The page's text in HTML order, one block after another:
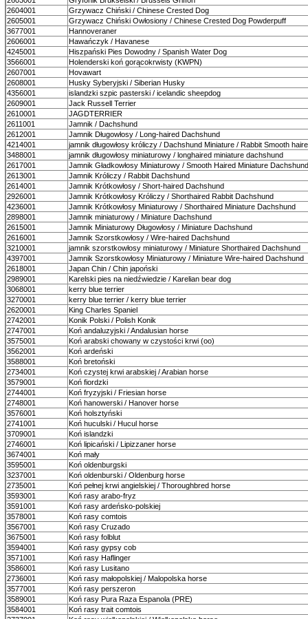
2604001
Grzywacz Chiński / Chinese Crested Dog
2605001
Grzywacz Chiński Owłosiony / Chinese Crested Dog Powderpuff
3677001
Hannoveraner
2606001
Hawańczyk / Havanese
4245001
Hiszpański Pies Dowodny / Spanish Water Dog
3566001
Holenderski koń gorącokrwisty (KWPN)
2607001
Hovawart
2608001
Husky Syberyjski / Siberian Husky
4356001
islandzki szpic pasterski / icelandic sheepdog
2609001
Jack Russell Terrier
2610001
JAGDTERRIER
2611001
Jamnik / Dachshund
2612001
Jamnik Długowłosy / Long-haired Dachshund
4214001
jamnik długowłosy króliczy / Dachshund Miniature / Rabbit Smooth
3488001
jamnik długowłosy miniaturowy / longhaired miniature dachshund
2617001
Jamnik Gładkowłosy Miniaturowy / Smooth Haired Miniature Dachshund
2613001
Jamnik Króliczy / Rabbit Dachshund
2614001
Jamnik Krótkowłosy / Short-haired Dachshund
2926001
Jamnik Krótkowłosy Króliczy / Shorthaired Rabbit Dachshund
4236001
Jamnik Krótkowłosy Miniaturowy / Shorthaired Miniature Dachshund
2898001
Jamnik miniaturowy / Miniature Dachshund
2615001
Jamnik Miniaturowy Długowłosy / Miniature Dachshund
2616001
Jamnik Szorstkowłosy / Wire-haired Dachshund
3210001
jamnik szorstkowłosy miniaturowy / Miniature Shorthaired Dachshund
4397001
Jamnik Szorstkowłosy Miniaturowy / Miniature Wire-haired Dachshund
2618001
Japan Chin / Chin japoński
2989001
Karelski pies na niedźwiedzie / Karelian bear dog
3068001
kerry blue terrier
3270001
kerry blue terrier / kerry blue terrier
2620001
King Charles Spaniel
2742001
Konik Polski / Polish Konik
2747001
Koń andaluzyjski / Andalusian horse
3575001
Koń arabski chowany w czystości krwi (oo)
3562001
Koń ardeński
3588001
Koń bretoński
2734001
Koń czystej krwi arabskiej / Arabian horse
3579001
Koń fiordzki
2744001
Koń fryzyjski / Friesian horse
2748001
Koń hanowerski / Hanover horse
3576001
Koń holsztyński
2741001
Koń huculski / Hucul horse
3709001
Koń islandzki
2746001
Koń lipicański / Lipizzaner horse
3674001
Koń mały
3595001
Koń oldenburgski
3237001
Koń oldenburski / Oldenburg horse
2735001
Koń pełnej krwi angielskiej / Thoroughbred horse
3593001
Koń rasy arabo-fryz
3591001
Koń rasy ardeńsko-polskiej
3578001
Koń rasy comtois
3567001
Koń rasy Cruzado
3675001
Koń rasy folblut
3594001
Koń rasy gypsy cob
3571001
Koń rasy Haflinger
3586001
Koń rasy Lusitano
2736001
Koń rasy małopolskiej / Malopolska horse
3577001
Koń rasy perszeron
3589001
Koń rasy Pura Raza Espanola (PRE)
3584001
Koń rasy trait comtois